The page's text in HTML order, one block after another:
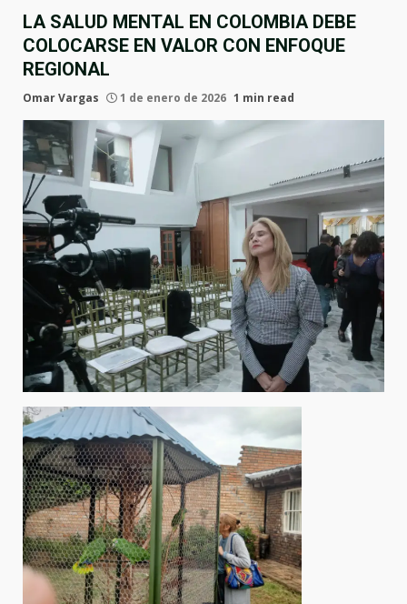
LA SALUD MENTAL EN COLOMBIA DEBE
COLOCARSE EN VALOR CON ENFOQUE
REGIONAL
Omar Vargas 1 de enero de 2026 1 min read